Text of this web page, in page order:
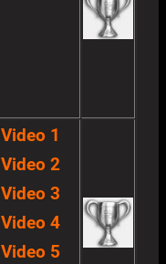
Video 1
Video 2
Video 3
Video 4
Video 5